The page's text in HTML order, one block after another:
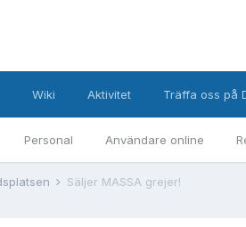
Personal Användare online
Wiki Aktivitet Träffa oss på
Säljer MASSA grejer!